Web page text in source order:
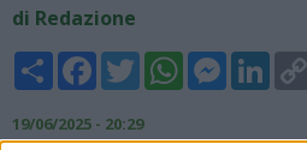
di Redazione
Share FacebookTwitterWhatsAppMessenger
19/06/2025 - 20:29